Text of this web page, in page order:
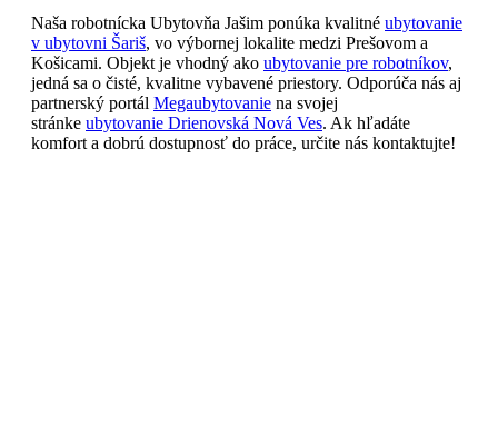
Naša robotnícka Ubytovňa Jašim ponúka kvalitné ubytovanie
v ubytovni Šariš, vo výbornej lokalite medzi Prešovom a
Košicami. Objekt je vhodný ako ubytovanie pre robotníkov,
jedná sa o čisté, kvalitne vybavené priestory. Odporúča nás aj
partnerský portál Megaubytovanie na svojej
stránke ubytovanie Drienovská Nová Ves. Ak hľadáte
komfort a dobrú dostupnosť do práce, určite nás kontaktujte!